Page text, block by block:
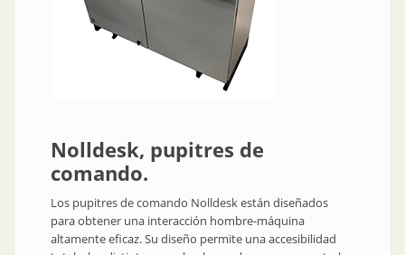
Nolldesk, pupitres de
comando.
Los pupitres de comando Nolldesk están diseñados
para obtener una interacción hombre-máquina
altamente eficaz. Su diseño permite una accesibilidad